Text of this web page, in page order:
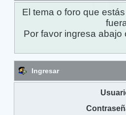
El tema o foro que
Por favor ingresa
Ingresar